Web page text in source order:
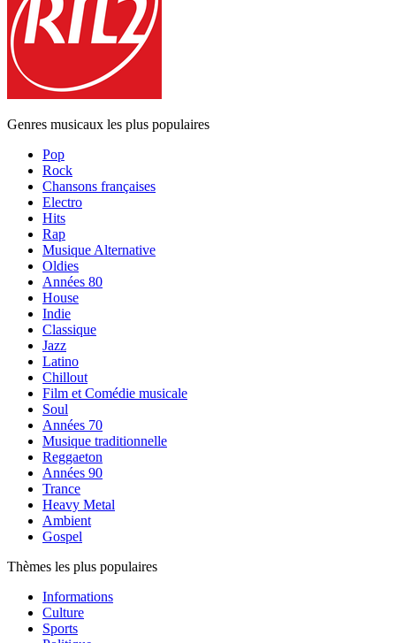
Genres musicaux les plus populaires
Pop
Rock
Chansons françaises
Electro
Hits
Rap
Musique Alternative
Oldies
Années 80
House
Indie
Classique
Jazz
Latino
Chillout
Film et Comédie musicale
Soul
Années 70
Musique traditionnelle
Reggaeton
Années 90
Trance
Heavy Metal
Ambient
Gospel
Thèmes les plus populaires
Informations
Culture
Sports